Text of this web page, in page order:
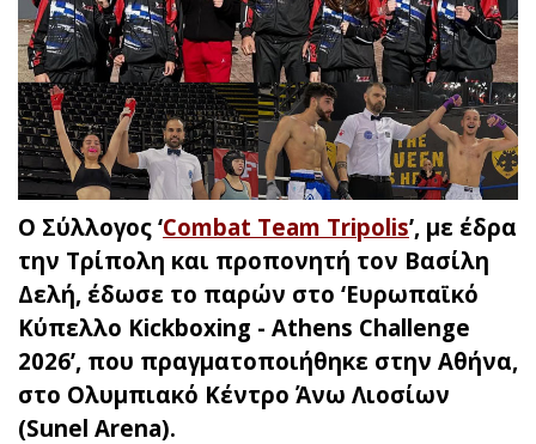
Ο Σύλλογος ‘Combat Team Tripolis’, με έδρα
την Τρίπολη και προπονητή τον Βασίλη
Δελή, έδωσε το παρών στο ‘Ευρωπαϊκό
Κύπελλο Kickboxing - Athens Challenge
2026’, που πραγματοποιήθηκε στην Αθήνα,
στο Ολυμπιακό Κέντρο Άνω Λιοσίων
(Sunel Arena).